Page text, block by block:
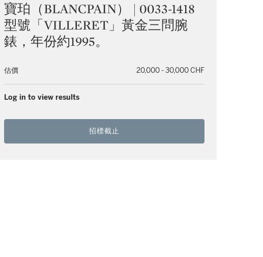
寶珀（BLANCPAIN） | 0033-1418
型號「VILLERET」黃金三問腕
錶，年份約1995。
估價 20,000 - 30,000 CHF
Log in to view results
招標截止